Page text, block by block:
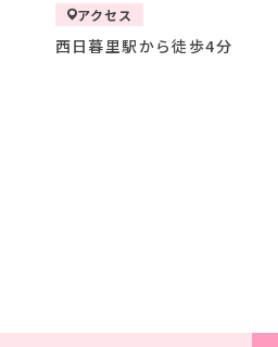
アクセス
西日暮里駅から徒歩4分